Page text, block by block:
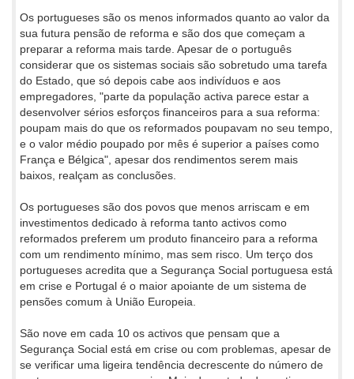
Os portugueses são os menos informados quanto ao valor da
sua futura pensão de reforma e são dos que começam a
preparar a reforma mais tarde. Apesar de o português
considerar que os sistemas sociais são sobretudo uma tarefa
do Estado, que só depois cabe aos indivíduos e aos
empregadores, "parte da população activa parece estar a
desenvolver sérios esforços financeiros para a sua reforma:
poupam mais do que os reformados poupavam no seu tempo,
e o valor médio poupado por mês é superior a países como
França e Bélgica", apesar dos rendimentos serem mais
baixos, realçam as conclusões.
Os portugueses são dos povos que menos arriscam e em
investimentos dedicado à reforma tanto activos como
reformados preferem um produto financeiro para a reforma
com um rendimento mínimo, mas sem risco. Um terço dos
portugueses acredita que a Segurança Social portuguesa está
em crise e Portugal é o maior apoiante de um sistema de
pensões comum à União Europeia.
São nove em cada 10 os activos que pensam que a
Segurança Social está em crise ou com problemas, apesar de
se verificar uma ligeira tendência decrescente do número de